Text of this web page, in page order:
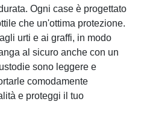
Ogni case è progettato
che un'ottima protezione.
urti e ai graffi, in modo
al sicuro anche con un
sono leggere e
comodamente
e proteggi il tuo